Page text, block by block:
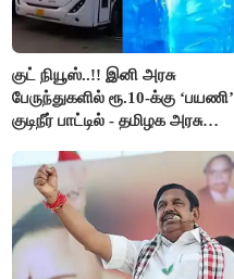
குட் நியூஸ்..!! இனி அரசு
பேருந்துகளில் ரூ.10-க்கு ‘பயணி’
குடிநீர் பாட்டில் - தமிழக அரசு